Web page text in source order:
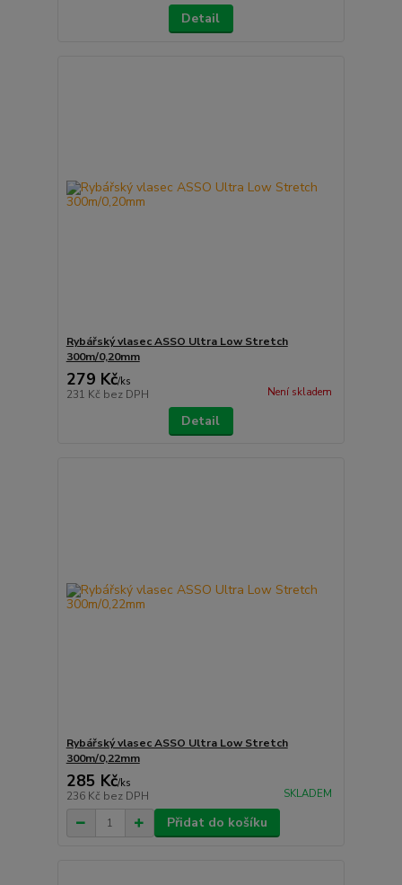
Detail
Rybářský vlasec ASSO Ultra Low Stretch
300m/0,20mm
279 Kč/ks
231 Kč bez DPH Není skladem
Detail
Rybářský vlasec ASSO Ultra Low Stretch
300m/0,22mm
285 Kč/ks
236 Kč bez DPH SKLADEM
Přidat do košíku